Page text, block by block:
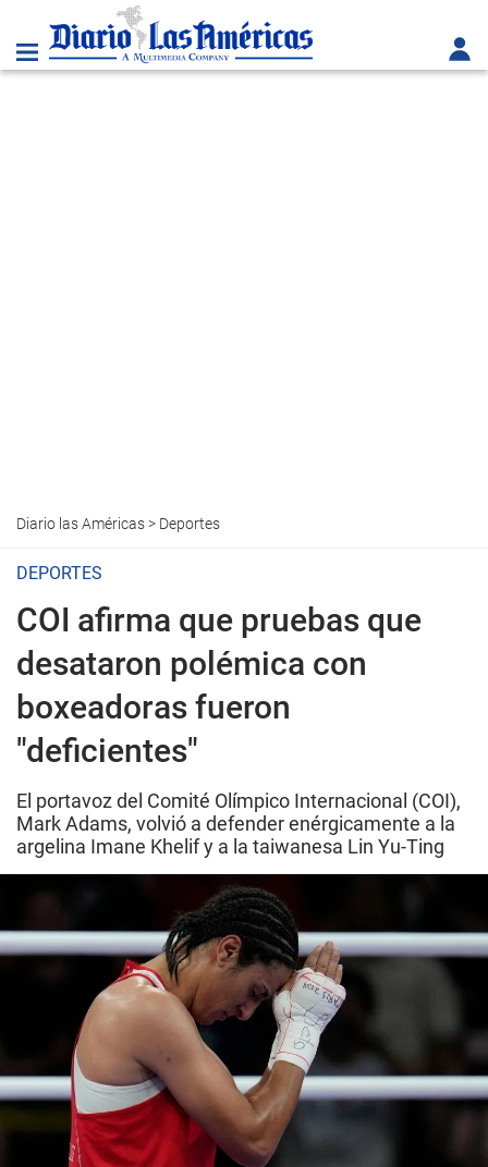
Diario las Américas> Deportes
DEPORTES
COI afirma que pruebas que
desataron polémica con
boxeadoras fueron
"deficientes"
El portavoz del Comité Olímpico Internacional (COI),
Mark Adams, volvió a defender enérgicamente a la
argelina Imane Khelif y a la taiwanesa Lin Yu-Ting